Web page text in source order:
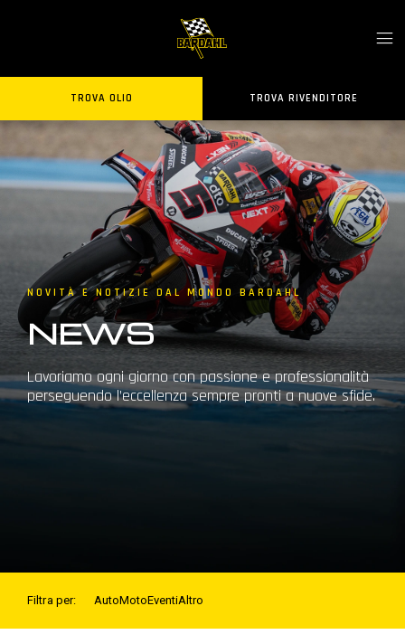
TROVA OLIO TROVA RIVENDITORE
NOVITÀ E NOTIZIE DAL MONDO BARDAHL
NEWS
Lavoriamo ogni giorno con passione e professionalità
perseguendo l’eccellenza sempre pronti a nuove sfide.
Filtra per: AutoMotoEventiAltro